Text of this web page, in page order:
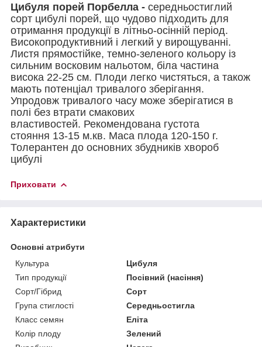
Цибуля порей Порбелла - середньостиглий
сорт цибулі порей, що чудово підходить для
отримання продукції в літньо-осінній період.
Високопродуктивний і легкий у вирощуванні.
Листя прямостійке, темно-зеленого кольору із
сильним восковим нальотом, біла частина
висока 22-25 см. Плоди легко чистяться, а також
мають потенціал тривалого зберігання.
Упродовж тривалого часу може зберігатися в
полі без втрати смакових
властивостей. Рекомендована густота
стояння 13-15 м.кв. Маса плода 120-150 г.
Толерантен до основних збудників хвороб
цибулі
Приховати
Характеристики
Основні атрибути
Культура
Цибуля
Тип продукції
Посівний (насіння)
Сорт/Гібрид
Сорт
Група стиглості
Середньостигла
Класс семян
Еліта
Колір плоду
Зелений